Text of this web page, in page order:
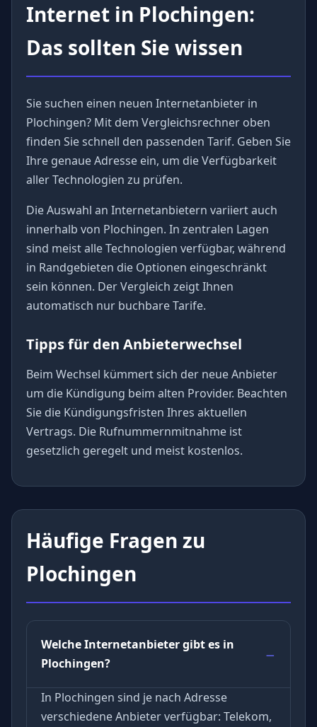
Internet in Plochingen:
Das sollten Sie wissen
Sie suchen einen neuen Internetanbieter in
Plochingen? Mit dem Vergleichsrechner oben
finden Sie schnell den passenden Tarif. Geben Sie
Ihre genaue Adresse ein, um die Verfügbarkeit
aller Technologien zu prüfen.
Die Auswahl an Internetanbietern variiert auch
innerhalb von Plochingen. In zentralen Lagen
sind meist alle Technologien verfügbar, während
in Randgebieten die Optionen eingeschränkt
sein können. Der Vergleich zeigt Ihnen
automatisch nur buchbare Tarife.
Tipps für den Anbieterwechsel
Beim Wechsel kümmert sich der neue Anbieter
um die Kündigung beim alten Provider. Beachten
Sie die Kündigungsfristen Ihres aktuellen
Vertrags. Die Rufnummernmitnahme ist
gesetzlich geregelt und meist kostenlos.
Häufige Fragen zu
Plochingen
Welche Internetanbieter gibt es in
Plochingen?
In Plochingen sind je nach Adresse
verschiedene Anbieter verfügbar: Telekom,